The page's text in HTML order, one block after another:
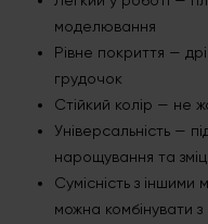
моделювання
Рівне покриття —
грудочок
Стійкий колір — не
Універсальність —
нарощування та
Сумісність з
можна комбінувати